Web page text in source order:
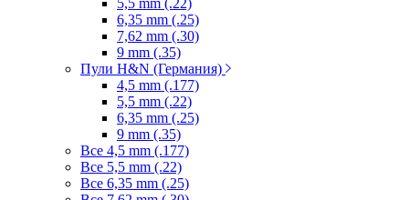
5,5 mm (.22)
6,35 mm (.25)
7,62 mm (.30)
9 mm (.35)
Пули H&N (Германия)
4,5 mm (.177)
5,5 mm (.22)
6,35 mm (.25)
9 mm (.35)
Все 4,5 mm (.177)
Все 5,5 mm (.22)
Все 6,35 mm (.25)